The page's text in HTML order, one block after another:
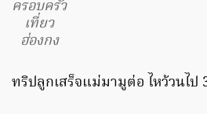
ครอบครัว
เที่ยว
ฮ่องกง
ทริปลูกเสร็จแม่มามูต่อ ไหว้วนไป